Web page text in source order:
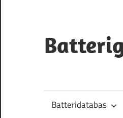
innehåll
Batteridatabas